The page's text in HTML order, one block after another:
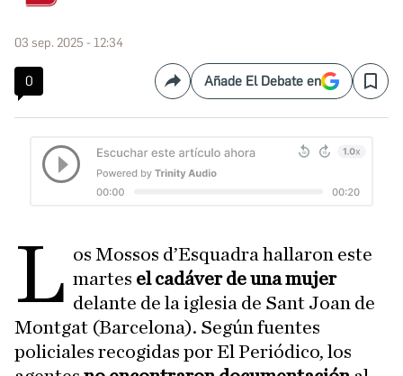
03 sep. 2025 - 12:34
0 CompartirAñade El Debate en Save
L os Mossos d’Esquadra hallaron este
martes el cadáver de una mujer
delante de la iglesia de Sant Joan de
Montgat (Barcelona). Según fuentes
policiales recogidas por El Periódico, los